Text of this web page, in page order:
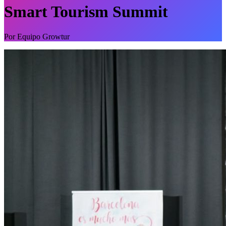
Smart Tourism Summit
PorEquipo Growtur